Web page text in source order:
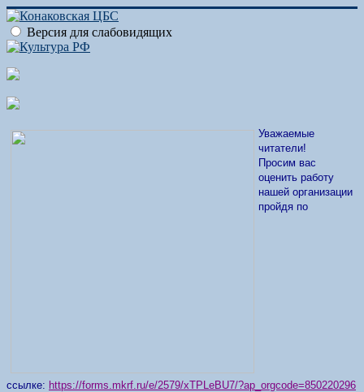
Версия для слабовидящих
Уважаемые
читатели!
Просим вас
оценить работу
нашей организации
пройдя по
ссылке: https://forms.mkrf.ru/e/2579/xTPLeBU7/?ap_orgcode=850220296